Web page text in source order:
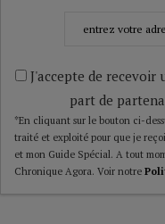
J'accepte de recevoir
part de
*En cliquant sur le bouton ci-
traité et exploité pour que je
et mon Guide Spécial. A tout
Chronique Agora. Voir notre